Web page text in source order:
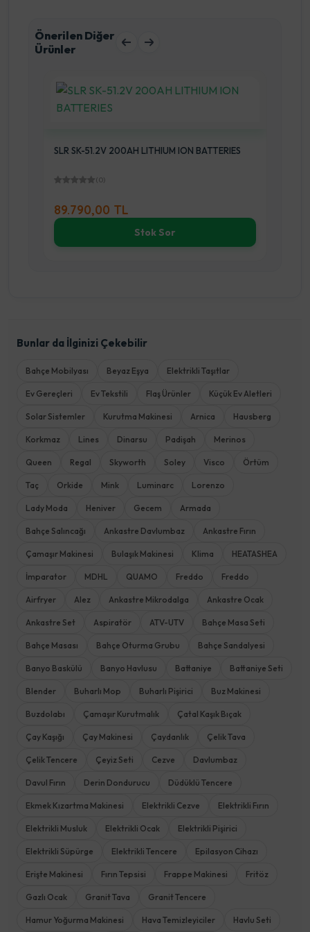
Önerilen Diğer
Ürünler
SLR SK-51.2V 200AH LITHIUM ION BATTERIES
(0)
89.790,00 TL
Stok Sor
Bunlar da İlginizi Çekebilir
Bahçe Mobilyası Beyaz Eşya Elektrikli Taşıtlar
Ev Gereçleri Ev Tekstili Flaş Ürünler Küçük Ev Aletleri
Solar Sistemler Kurutma Makinesi Arnica Hausberg
Korkmaz Lines Dinarsu Padişah Merinos
Queen Regal Skyworth Soley Visco Örtüm
Taç Orkide Mink Luminarc Lorenzo
Lady Moda Heniver Gecem Armada
Bahçe Salıncağı Ankastre Davlumbaz Ankastre Fırın
Çamaşır Makinesi Bulaşık Makinesi Klima HEATASHEA
İmparator MDHL QUAMO Freddo Freddo
Airfryer Alez Ankastre Mikrodalga Ankastre Ocak
Ankastre Set Aspiratör ATV-UTV Bahçe Masa Seti
Bahçe Masası Bahçe Oturma Grubu Bahçe Sandalyesi
Banyo Baskülü Banyo Havlusu Battaniye Battaniye Seti
Blender Buharlı Mop Buharlı Pişirici Buz Makinesi
Buzdolabı Çamaşır Kurutmalık Çatal Kaşık Bıçak
Çay Kaşığı Çay Makinesi Çaydanlık Çelik Tava
Çelik Tencere Çeyiz Seti Cezve Davlumbaz
Davul Fırın Derin Dondurucu Düdüklü Tencere
Ekmek Kızartma Makinesi Elektrikli Cezve Elektrikli Fırın
Elektrikli Musluk Elektrikli Ocak Elektrikli Pişirici
Elektrikli Süpürge Elektrikli Tencere Epilasyon Cihazı
Erişte Makinesi Fırın Tepsisi Frappe Makinesi Fritöz
Gazlı Ocak Granit Tava Granit Tencere
Hamur Yoğurma Makinesi Hava Temizleyiciler Havlu Seti